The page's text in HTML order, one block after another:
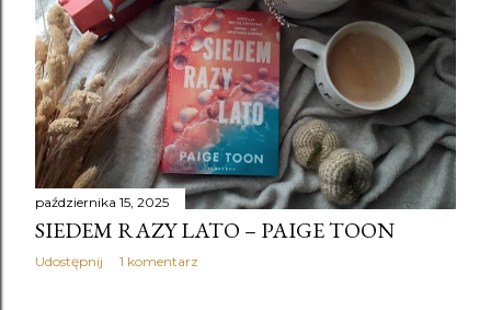
października 15, 2025
SIEDEM RAZY LATO – PAIGE TOON
Udostępnij 1 komentarz